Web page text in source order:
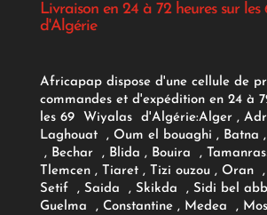
Livraison en 24 à 72 heures sur les
d'Algérie
Africapap dispose d'une cellule de
commandes et d'expédition en 24 à
les 69 Wiyalas d'Algérie:Alger ,
Laghouat , Oum el bouaghi , Batna
, Bechar , Blida , Bouira ,
Tlemcen , Tiaret , Tizi ouzou , Oran
Setif , Saida , Skikda , Sidi bel
Guelma , Constantine , Medea ,